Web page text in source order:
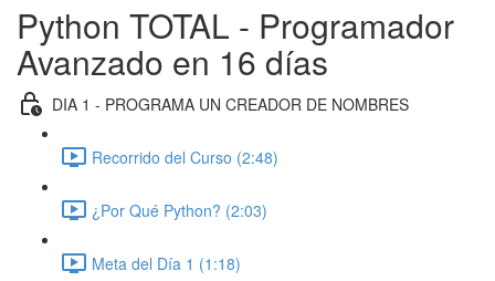
Python TOTAL - Programador
Avanzado en 16 días
DIA 1 - PROGRAMA UN CREADOR DE NOMBRES
Recorrido del Curso (2:48)
¿Por Qué Python? (2:03)
Meta del Día 1 (1:18)